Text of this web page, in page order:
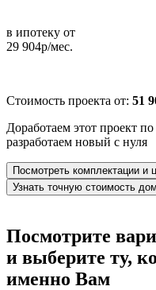
в ипотеку от
29 904р/мес.
Стоимость проекта от: 51
Доработаем этот проект
разработаем новый с нуля
Посмотреть комплектации и
Узнать точную стоимость
Посмотрите
и выберите ту,
именно Вам